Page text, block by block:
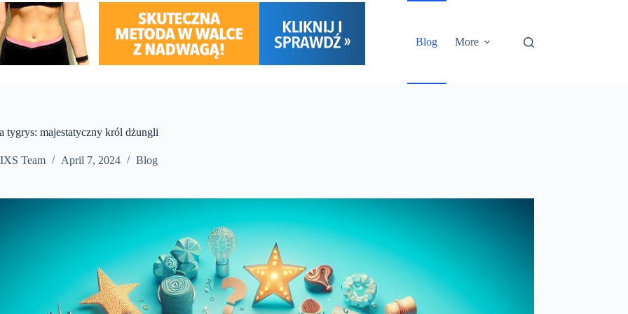
Blog
More
tygrys: majestatyczny król dżungli
IXS Team April 7, 2024 Blog